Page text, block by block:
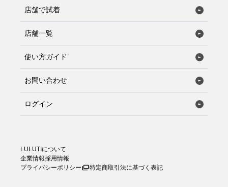
店舗で試着
店舗一覧
使い方ガイド
お問い合わせ
ログイン
LULUTIについて
企業情報採用情報
プライバシーポリシー
特定商取引法に基づく表記